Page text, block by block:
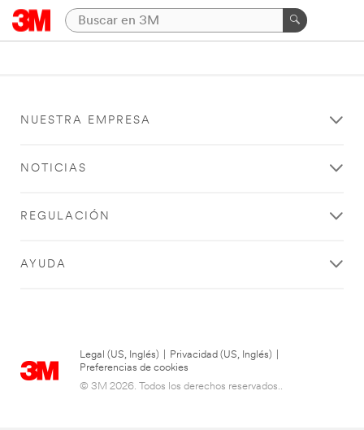
NUESTRA EMPRESA
NOTICIAS
REGULACIÓN
AYUDA
Legal (US, Inglés) Privacidad (US, Inglés)
Preferencias de cookies
© 3M 2026. Todos los derechos reservados..